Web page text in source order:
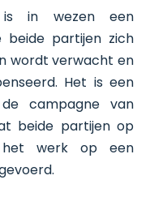
in wezen een
partijen zich
wordt verwacht en
Het is een
campagne van
beide partijen op
het werk op een